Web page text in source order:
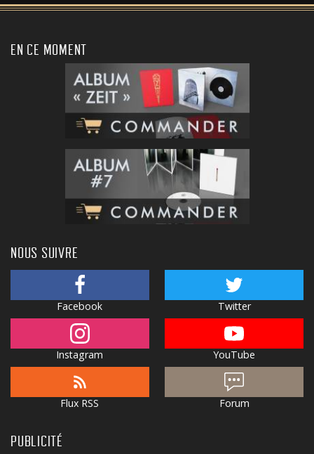
EN CE MOMENT
NOUS SUIVRE
Facebook Twitter
Instagram YouTube
Flux RSS Forum
PUBLICITÉ